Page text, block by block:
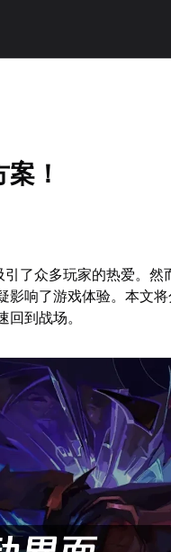
！
了众多玩家的热爱。然
影响了游戏体验。本文
到战场。